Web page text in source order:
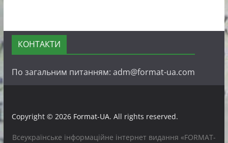
КОНТАКТИ
По загальним питанням: adm@format-ua.com
Copyright © 2026 Format-UA. All rights reserved.
Всеукраїнське інформаційне інтернет видання «FORMAT-